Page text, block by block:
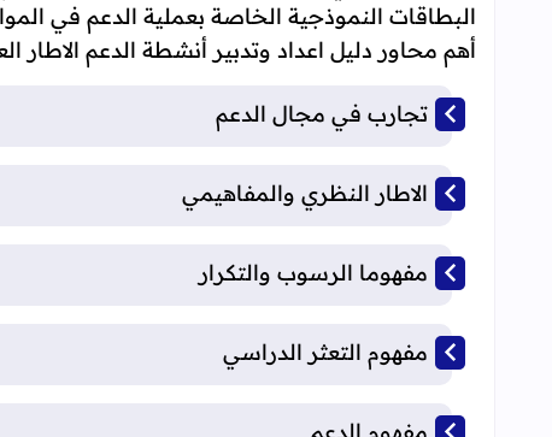
البطاقات النموذجية الخاصة بعملية الدعم في
أهم محاور دليل اعداد وتدبير أنشطة الدعم الاطار
تجارب في مجال الدعم
الاطار النظري والمفاهيمي
مفهوما الرسوب والتكرار
مفهوم التعثر الدراسي
مفهوم الدعم